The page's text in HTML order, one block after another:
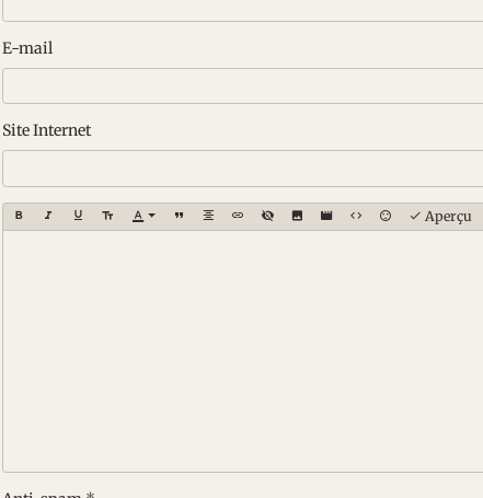
E-mail
Site Internet
Aperçu